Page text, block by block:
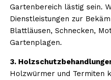
Gartenbereich lästig sein.
Dienstleistungen zur
Blattläusen, Schnecken,
Gartenplagen.
3.
Holzwürmer und Termiten